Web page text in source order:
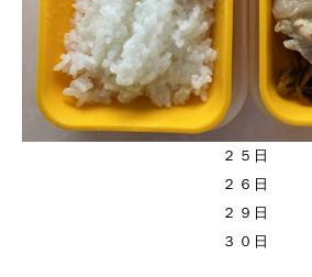
２５日
２６日
２９日
３０日